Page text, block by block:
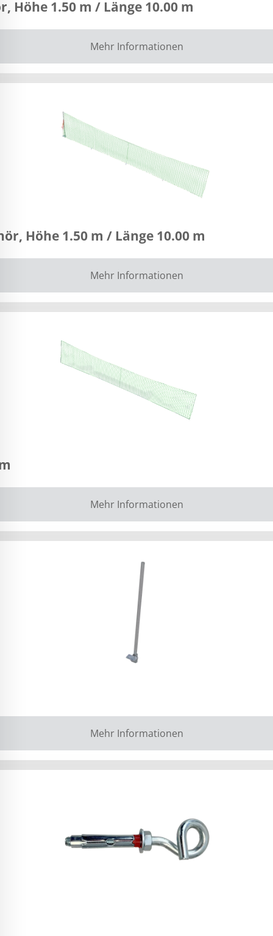
Höhe 1.50 m / Länge 10.00 m
Mehr Informationen
Höhe 1.50 m / Länge 10.00 m
Mehr Informationen
Mehr Informationen
Mehr Informationen